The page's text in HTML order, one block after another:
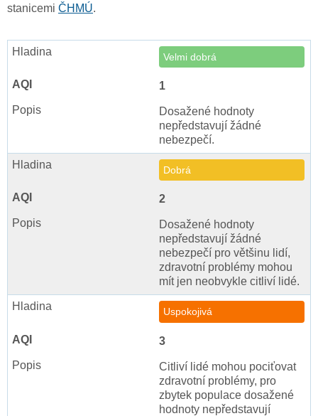
stanicemi ČHMÚ.
Velmi dobrá
1
Dosažené hodnoty
nepředstavují žádné
nebezpečí.
Dobrá
2
Dosažené hodnoty
nepředstavují žádné
nebezpečí pro většinu lidí,
zdravotní problémy mohou
mít jen neobvykle citliví lidé.
Uspokojivá
3
Citliví lidé mohou pociťovat
zdravotní problémy, pro
zbytek populace dosažené
hodnoty nepředstavují